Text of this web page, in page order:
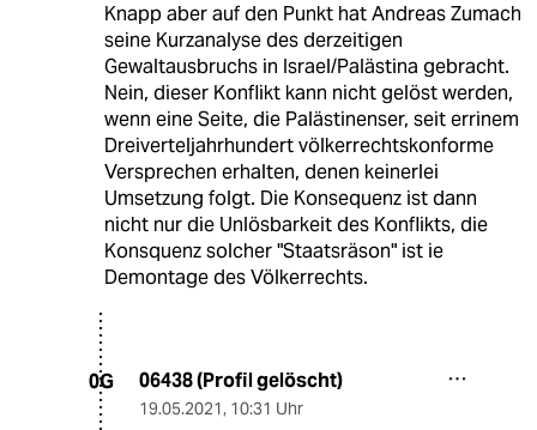
Knapp aber auf den Punkt hat Andreas Zumach
seine Kurzanalyse des derzeitigen
Gewaltausbruchs in Israel/Palästina gebracht.
Nein, dieser Konflikt kann nicht gelöst werden,
wenn eine Seite, die Palästinenser, seit errinem
Dreiverteljahrhundert völkerrechtskonforme
Versprechen erhalten, denen keinerlei
Umsetzung folgt. Die Konsequenz ist dann
nicht nur die Unlösbarkeit des Konflikts, die
Konsquenz solcher "Staatsräson" ist ie
Demontage des Völkerrechts.
0G 06438 (Profil gelöscht)
19.05.2021, 10:31 Uhr